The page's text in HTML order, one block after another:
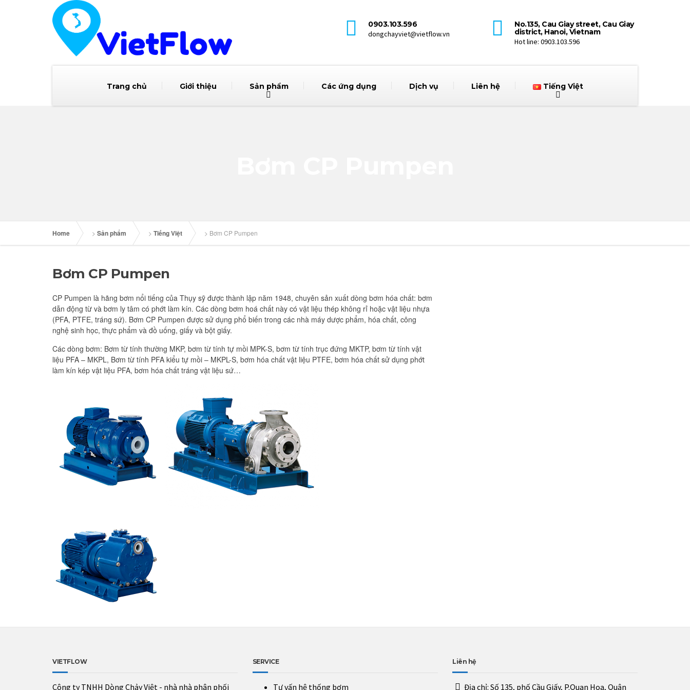
0903.103.596
dongchayviet@vietflow.vn
No.135, Cau Giay street, Cau Giay
district, Hanoi, Vietnam
Hot line: 0903.103.596
Trang chủ Giới thiệu Sản phẩm Các ứng dụng Dịch vụ Liên hệ Tiếng Việt
Home > Sản phẩm > Tiếng Việt > Bơm CP Pumpen
Bơm CP Pumpen
CP Pumpen là hãng bơm nổi tiếng của Thụy sỹ được thành lập năm 1948, chuyên sản xuất dòng bơm hóa chất: bơm
dẫn động từ và bơm ly tâm có phớt làm kín. Các dòng bơm hoá chất này có vật liệu thép không rỉ hoặc vật liệu nhựa
(PFA, PTFE, tráng sứ). Bơm CP Pumpen được sử dụng phổ biến trong các nhà máy dược phẩm, hóa chất, công
nghệ sinh học, thực phẩm và đồ uống, giấy và bột giấy.
Các dòng bơm: Bơm từ tính thường MKP, bơm từ tính tự mồi MPK-S, bơm từ tính trục đứng MKTP, bơm từ tính vật
liệu PFA – MKPL, Bơm từ tính PFA kiểu tự mồi – MKPL-S, bơm hóa chất vật liệu PTFE, bơm hóa chất sử dụng phớt
làm kín kép vật liệu PFA, bơm hóa chất tráng vật liệu sứ…
VIETFLOW
Công ty TNHH Dòng Chảy Việt - nhà nhà phân phối
SERVICE
Tư vấn hệ thống bơm
Liên hệ
Địa chỉ: Số 135, phố Cầu Giấy, P.Quan Hoa, Quận